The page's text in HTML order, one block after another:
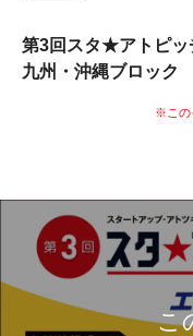
第3回スタ★アトピッ
九州・沖縄ブロック